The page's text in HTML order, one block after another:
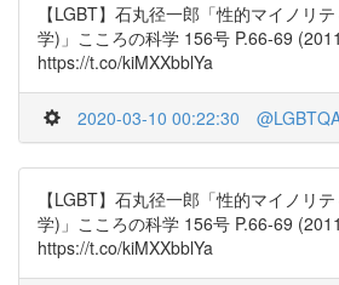
【LGBT】石丸径一郎「性的マイノリ
学)」こころの科学 156号 P.66-69
https://t.co/kiMXXbblYa
2020-03-10 00:22:30
【LGBT】石丸径一郎「性的マイノリ
学)」こころの科学 156号 P.66-69
https://t.co/kiMXXbblYa